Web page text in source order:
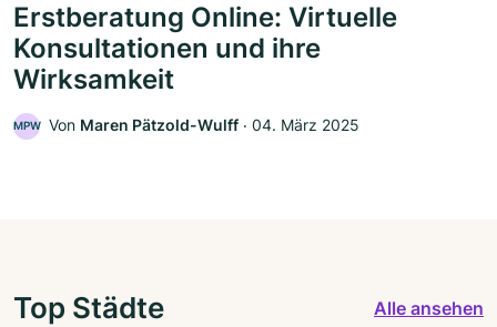
Erstberatung Online: Virtuelle
Konsultationen und ihre
Wirksamkeit
MPW Von Maren Pätzold-Wulff ‧ 04. März 2025
Top Städte Alle ansehen